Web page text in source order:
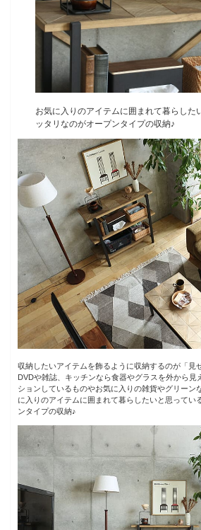
お気に入りのアイテムに囲まれて暮らした
ッタリなのがオープンタイプの収納♪
収納したいアイテムを飾るように収納するのが「見
DVDや雑誌、キッチンなら食器やグラスを外から見
ションしているものやお気に入りの雑貨やグリーン
に入りのアイテムに囲まれて暮らしたいと思ってい
ンタイプの収納♪